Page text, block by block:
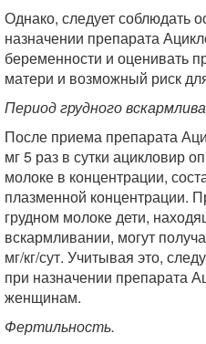
Однако, следует соблюдать
назначении препарата
беременности и оценивать
матери и возможный риск
Период грудного
После приема препарата
мг 5 раз в сутки ацикловир
молоке в концентрации,
плазменной концентрации.
грудном молоке дети,
вскармливании, могут
мг/кг/сут. Учитывая это,
при назначении препарата
женщинам.
Фертильность.